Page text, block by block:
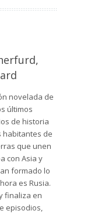
novelada de
últimos
de historia
habitantes de
que unen
con Asia y
formado lo
es Rusia.
finaliza en
episodios,